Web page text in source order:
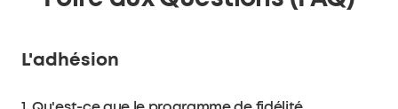
L'adhésion